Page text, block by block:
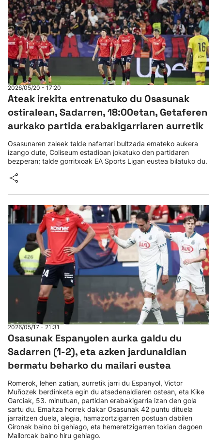
2026/05/20 - 17:20
Ateak irekita entrenatuko du Osasunak
ostiralean, Sadarren, 18:00etan, Getaferen
aurkako partida erabakigarriaren aurretik
Osasunaren zaleek talde nafarrari bultzada emateko aukera
izango dute, Coliseum estadioan jokatuko den partidaren
bezperan; talde gorritxoak EA Sports Ligan eustea bilatuko du.
2026/05/17 - 21:31
Osasunak Espanyolen aurka galdu du
Sadarren (1-2), eta azken jardunaldian
bermatu beharko du mailari eustea
Romerok, lehen zatian, aurretik jarri du Espanyol, Victor
Muñozek berdinketa egin du atsedenaldiaren ostean, eta Kike
Garciak, 53. minutuan, partidan erabakigarria izan den gola
sartu du. Emaitza horrek dakar Osasunak 42 puntu dituela
jarraitzen duela, alegia, hamazortzigarren postuan dabilen
Gironak baino bi gehiago, eta hemeretzigarren tokian dagoen
Mallorcak baino hiru gehiago.